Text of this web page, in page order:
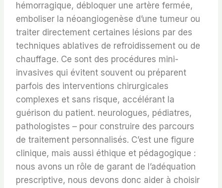
hémorragique, débloquer une artère fermée,
emboliser la néoangiogenèse d’une tumeur ou
traiter directement certaines lésions par des
techniques ablatives de refroidissement ou de
chauffage. Ce sont des procédures mini-
invasives qui évitent souvent ou préparent
parfois des interventions chirurgicales
complexes et sans risque, accélérant la
guérison du patient. neurologues, pédiatres,
pathologistes – pour construire des parcours
de traitement personnalisés. C’est une figure
clinique, mais aussi éthique et pédagogique :
nous avons un rôle de garant de l’adéquation
prescriptive, nous devons donc aider à choisir